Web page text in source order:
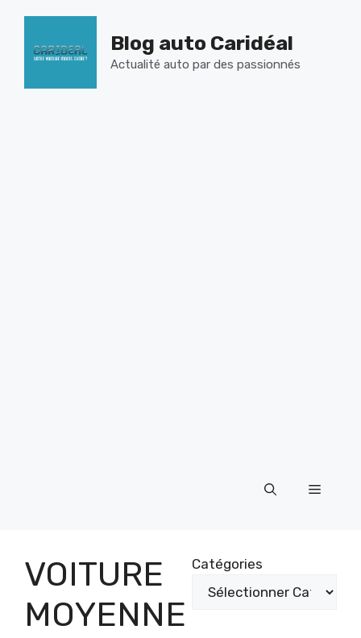
contenu
Blog auto Caridéal
Actualité auto par des passionnés
Menu
VOITURE
MOYENNE
Catégories